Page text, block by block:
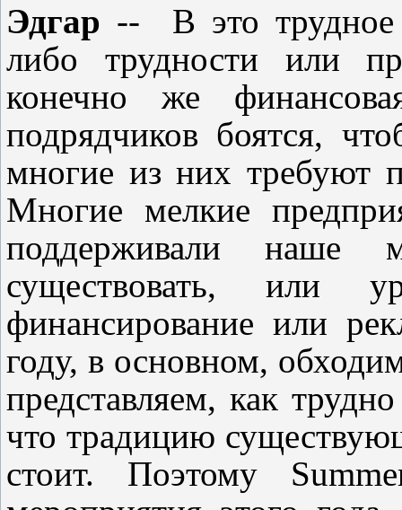
Эдгар --
В это
либо трудности или
конечно же
подрядчиков боятся,
многие из них требуют
Многие мелкие
поддерживали наше
существовать, или
финансирование или
году, в основном,
представляем, как
что традицию
стоит. Поэтому